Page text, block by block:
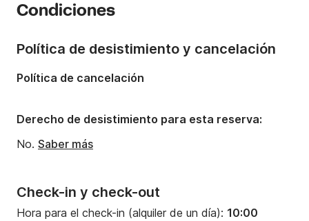
Capacidad a bordo:
Condiciones
Check-in y check-out
Hora para el check-in (alquiler de un día): 10:00
Política de desistimiento y cancelación
Política de cancelación
Derecho de desistimiento para esta reserva:
No. Saber más